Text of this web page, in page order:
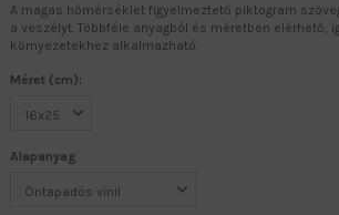
A magas hőmérséklet figyelmeztető piktogram
a veszélyt. Többféle anyagból és méretben elérhető,
környezetekhez alkalmazható.
Méret (cm):
Alapanyag